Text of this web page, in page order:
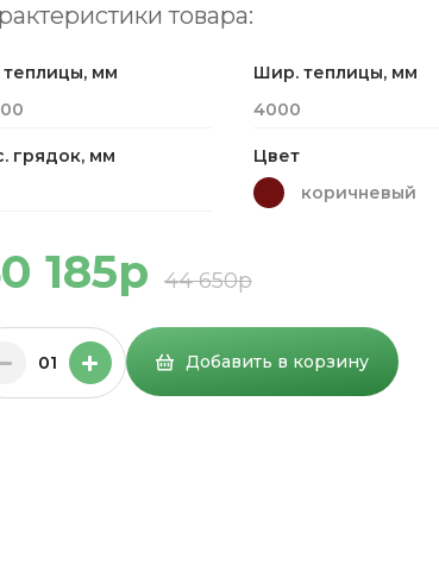
товара:
теплицы, мм
Шир. теплицы, мм
4000
грядок, мм
Цвет
коричневый
185р 44 650р
01 Добавить в корзину